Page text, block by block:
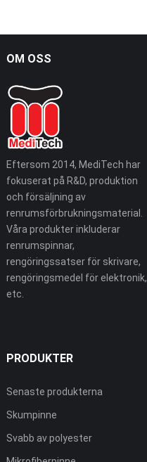
OM OSS
Eftersom 2014, MediTech har
fokuserat på R&D, produktion
och försäljning av
renrumsförbrukningsmaterial.
Våra produkter inkluderar
renrumspinnar,
rengöringssatser för skrivare,
rengöringsmedel för elektronik,
etc.
PRODUKTER
Senaste produkterna
Skumpinne
Svabb av polyester